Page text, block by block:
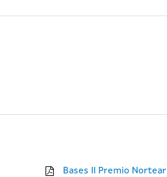
Bases II Premio Nortear